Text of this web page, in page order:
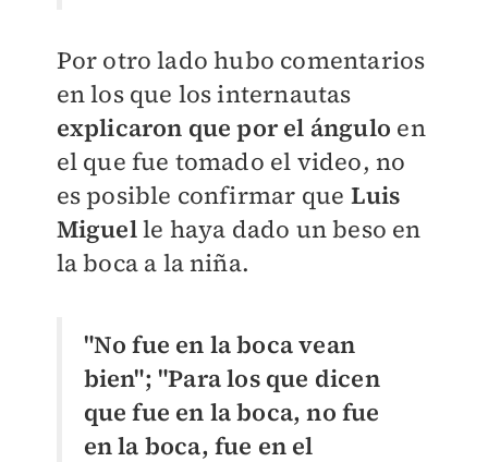
Por otro lado hubo comentarios
en los que los internautas
explicaron que por el ángulo en
el que fue tomado el video, no
es posible confirmar que Luis
Miguelle haya dado un beso en
la boca a la niña.
"No fue en la boca vean
bien"; "Para los que dicen
que fue en la boca, no fue
en la boca, fue en el